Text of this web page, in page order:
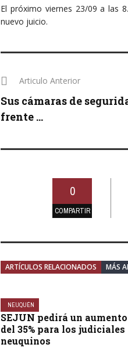
El próximo viernes 23/09 a las
nuevo juicio.
Articulo Anterior
Sus cámaras de
frente ...
0
COMPARTIR
ARTÍCULOS RELACIONADOS MÁS
NEUQUÉN
SEJUN pedirá un aumento
del 35% para los judiciales
neuquinos